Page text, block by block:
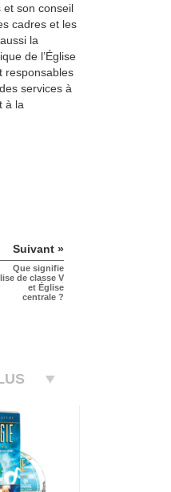
et son conseil
cadres et les
la
de l’Église
responsables
services à
à la
Suivant »
Que signifie
de classe V
et Église
centrale ?